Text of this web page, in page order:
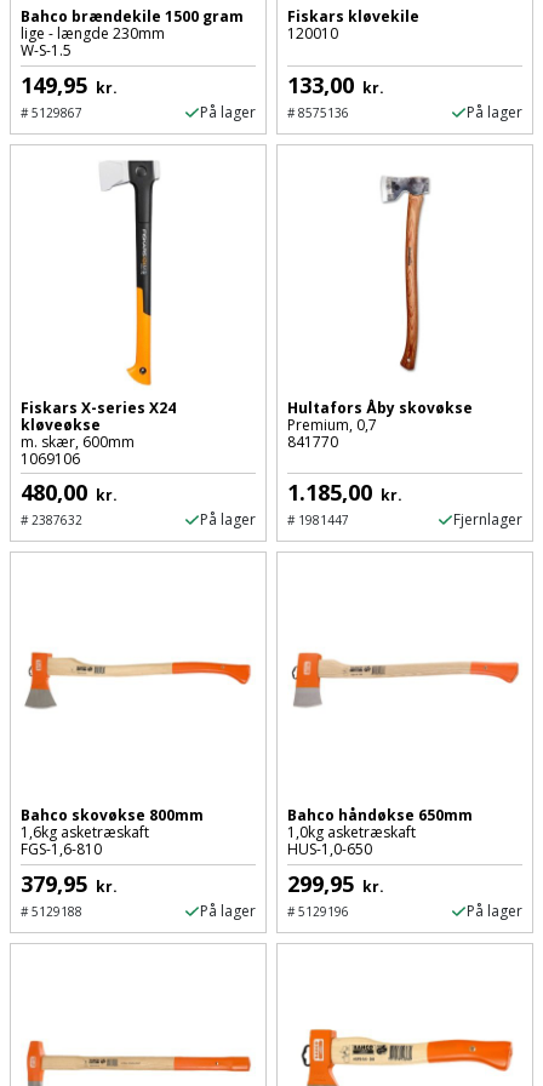
terrassebrædder
Lecablokke
og
fundablokke
Lofttrapper
og
murfolie
Mursten
Plastlister
Rumdeler
Skruer,
bolte
og
møtrikker
Søm
Høvl
Kiler
Kloakrenser
Kridtsnor
Lærlingesæt
Landmålerstok
Markeringsværktøj
Murerværktøj
Nedstryger
Nøgleværktøj
Oliekande
Detektor
Diamantskæremaskine
Diamantslibertilbehør
Dykkerpistol
Excentersliber
Excenterslibertilbehør
Fedtsprøjte
Flamingoskærer
Flisevibrator
Forlængerledning
Gipsskruemaskine
Girafsliber
Girafsliber
Høvl
Robotplæneklipper
Robotplæneklipper
tilbehør
Vandpumpe
Vertikalskærer
Vinduesvasker
Drivhustilbehør
Elartikler
Flagstænger
til
Fuglefoderhus
Garderobe
opbevaring
Gavekort
Grill
Havemøbler
Haveredskaber
Haveslange
og
tilbehør
Hegn
Bahco brændekile 1500 gram
lige - længde 230mm
W-S-1.5
149,95 kr.
#5129867 På lager
Fiskars kløvekile
120010
133,00 kr.
#8575136 På lager
Fiskars X-series X24
kløveøkse
m. skær, 600mm
1069106
480,00 kr.
#2387632 På lager
Hultafors Åby skovøkse
Premium, 0,7
841770
1.185,00 kr.
#1981447 Fjernlager
Bahco skovøkse 800mm
1,6kg asketræskaft
FGS-1,6-810
379,95 kr.
#5129188 På lager
Bahco håndøkse 650mm
1,0kg asketræskaft
HUS-1,0-650
299,95 kr.
#5129196 På lager